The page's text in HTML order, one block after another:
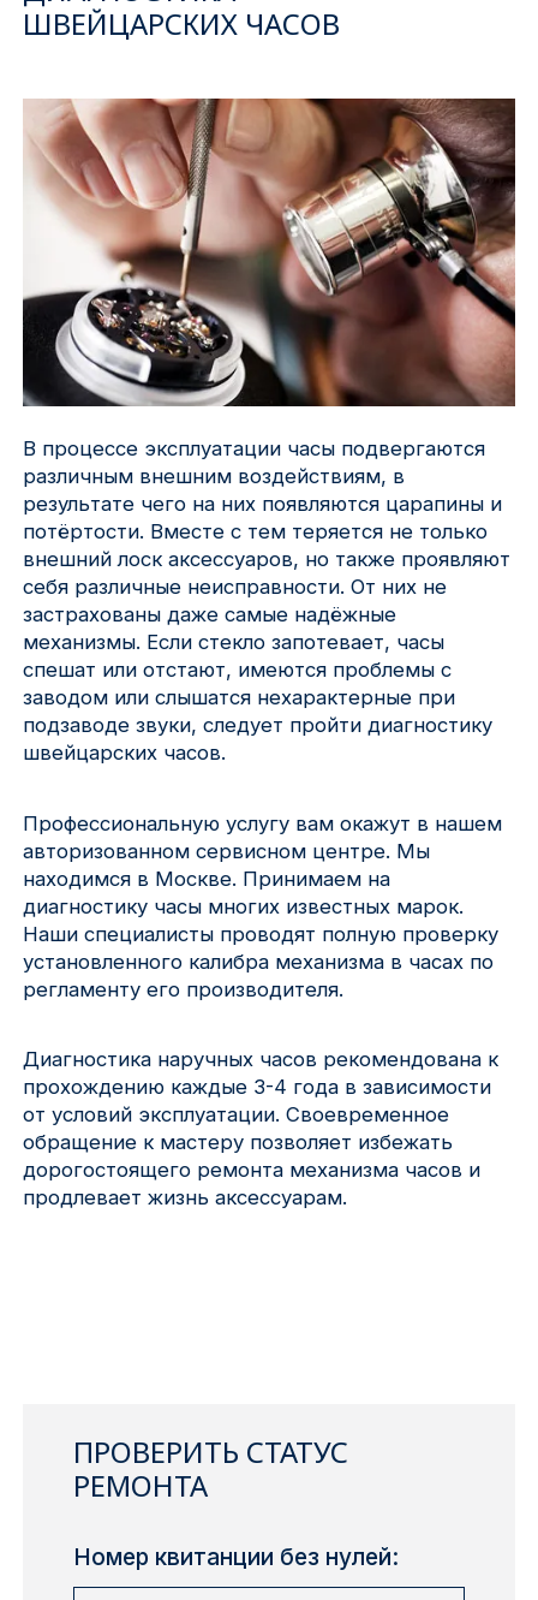
Архангельск
Иркутск
Владивосток
Казань
Волгоград
Кемерово
Воронеж
Краснодар
Красноярск
1 Мая
1 Поселок
2717 км
3-й Участок
4-й Участок
52127 городок
ШВЕЙЦАРСКИХ ЧАСОВ
В процессе эксплуатации часы подвергаются
различным внешним воздействиям, в
результате чего на них появляются царапины и
потёртости. Вместе с тем теряется не только
внешний лоск аксессуаров, но также проявляют
себя различные неисправности. От них не
застрахованы даже самые надёжные
механизмы. Если стекло запотевает, часы
спешат или отстают, имеются проблемы с
заводом или слышатся нехарактерные при
подзаводе звуки, следует пройти диагностику
швейцарских часов.
Профессиональную услугу вам окажут в нашем
авторизованном сервисном центре. Мы
находимся в Москве. Принимаем на
диагностику часы многих известных марок.
Наши специалисты проводят полную проверку
установленного калибра механизма в часах по
регламенту его производителя.
Диагностика наручных часов рекомендована к
прохождению каждые 3-4 года в зависимости
от условий эксплуатации. Своевременное
обращение к мастеру позволяет избежать
дорогостоящего ремонта механизма часов и
продлевает жизнь аксессуарам.
ПРОВЕРИТЬ СТАТУС
РЕМОНТА
Номер квитанции без нулей: